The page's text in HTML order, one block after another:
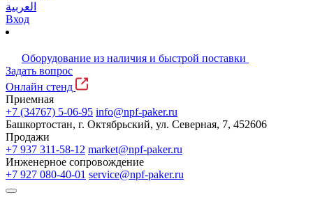
العربية
Вход
Оборудование из наличия и быстрой поставки
Задать вопрос
Онлайн стенд
Приемная
+7 (34767) 5-06-95 info@npf-paker.ru
Башкортостан, г. Октябрьский, ул. Северная, 7, 452606
Продажи
+7 937 311-58-12 market@npf-paker.ru
Инженерное сопровождение
+7 927 080-40-01 service@npf-paker.ru